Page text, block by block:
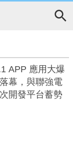
APP 應用大爆
幕，與聯強電
開發平台蓄勢